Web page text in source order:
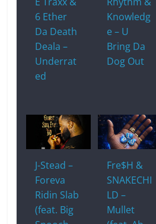
6 Ether
Da Death
Deala –
Underrat
ed
Knowledg
e – U
Bring Da
Dog Out
J-Stead –
Foreva
Ridin Slab
(feat. Big
Fre$H &
SNAKECHI
LD –
Mullet